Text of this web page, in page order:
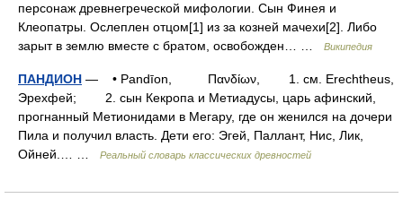
персонаж древнегреческой мифологии. Сын Финея и
Клеопатры. Ослеплен отцом[1] из за козней мачехи[2]. Либо
зарыт в землю вместе с братом, освобожден… …
Википедия
ПАНДИОН — • Pandīon, Πανδίων, 1. см. Erechtheus,
Эрехфей; 2. сын Кекропа и Метиадусы, царь афинский,
прогнанный Метионидами в Мегару, где он женился на дочери
Пила и получил власть. Дети его: Эгей, Паллант, Нис, Лик,
Ойней.… …
Реальный словарь классических древностей